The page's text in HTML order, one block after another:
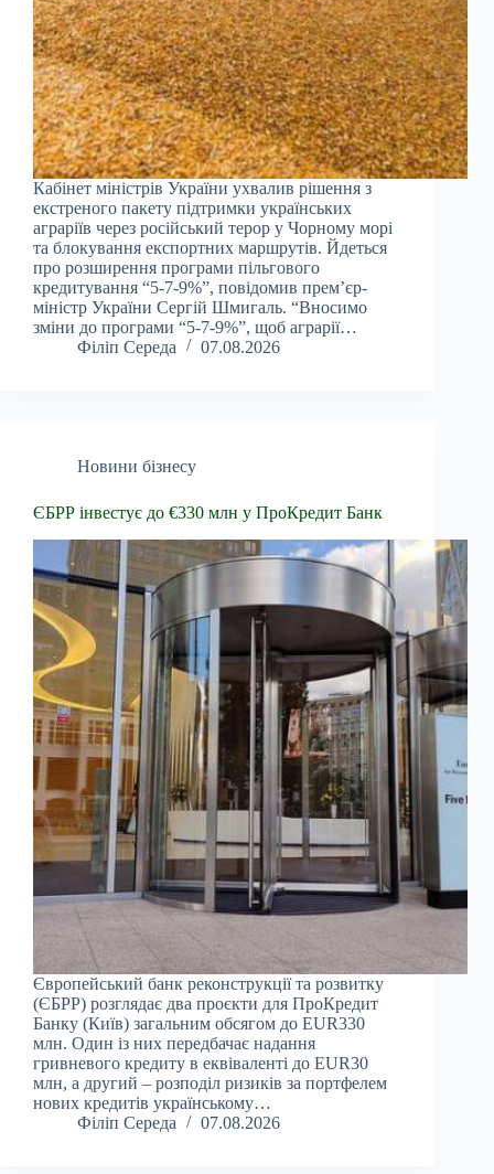
Кабінет міністрів України ухвалив рішення з
екстреного пакету підтримки українських
аграріїв через російський терор у Чорному морі
та блокування експортних маршрутів. Йдеться
про розширення програми пільгового
кредитування “5-7-9%”, повідомив прем’єр-
міністр України Сергій Шмигаль. “Вносимо
зміни до програми “5-7-9%”, щоб аграрії…
Філіп Середа
07.08.2026
Новини бізнесу
ЄБРР інвестує до €330 млн у ПроКредит Банк
Європейський банк реконструкції та розвитку
(ЄБРР) розглядає два проєкти для ПроКредит
Банку (Київ) загальним обсягом до EUR330
млн. Один із них передбачає надання
гривневого кредиту в еквіваленті до EUR30
млн, а другий – розподіл ризиків за портфелем
нових кредитів українському…
Філіп Середа
07.08.2026